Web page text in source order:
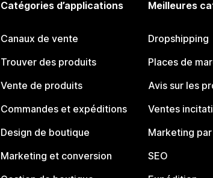
Catégories d’applications
Canaux de vente
Trouver des produits
Vente de produits
Commandes et expéditions
Design de boutique
Marketing et conversion
Meilleures
Dropshipping
Places de
Avis sur les
Ventes
Marketing
SEO